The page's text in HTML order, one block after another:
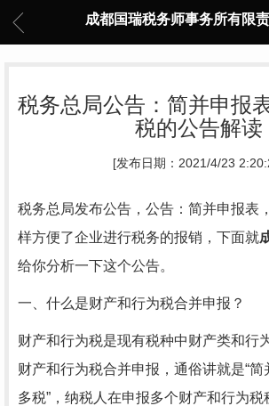
成都国瑞税务师事务所有限
税务总局公告：简并申报
税的公告解读
[发布日期：2021/4/23
税务总局发布公告，公告：简并申报表
样方便了企业进行税务的报销，下面就
给你分析一下这个公告。
一、什么是财产和行为税合并申报？
财产和行为税是现有税种中财产类和行
财产和行为税合并申报，通俗讲就是“
多税”，纳税人在申报多个财产和行为